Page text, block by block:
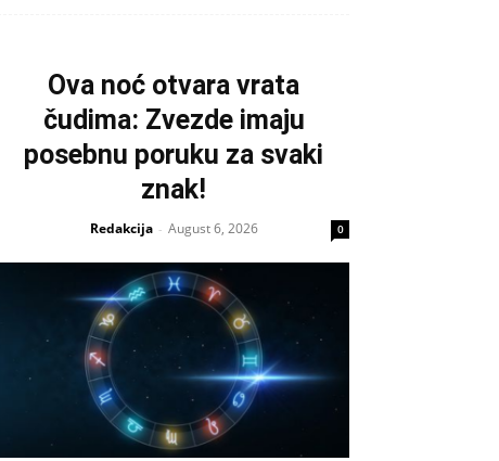
Ova noć otvara vrata
čudima: Zvezde imaju
posebnu poruku za svaki
znak!
Redakcija - August 6, 2026 0